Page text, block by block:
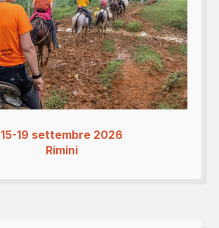
15-19 settembre 2026
Rimini